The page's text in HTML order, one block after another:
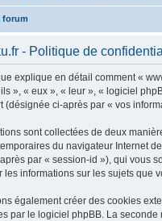
forum
- Politique de
explique en détail comment «
», « eux », « leur », « logiciel
(désignée ci-après par « vos
sont collectées de deux
du navigateur Internet
par « session-id »), qui vous
les informations sur les sujets que
également créer des cookies
par le logiciel phpBB. La seconde